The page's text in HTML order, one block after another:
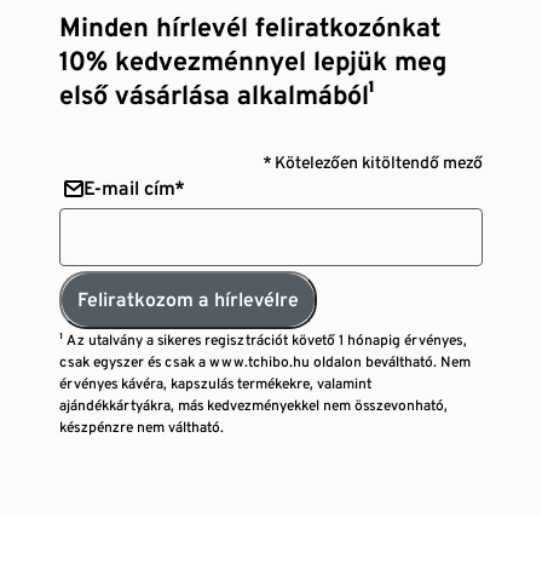
Minden hírlevél feliratkozónkat
10% kedvezménnyel lepjük meg
első vásárlása alkalmából¹
* Kötelezően kitöltendő mező
E-mail cím*
Feliratkozom a hírlevélre
¹ Az utalvány a sikeres regisztrációt követő 1 hónapig érvényes,
csak egyszer és csak a www.tchibo.hu oldalon beváltható. Nem
érvényes kávéra, kapszulás termékekre, valamint
ajándékkártyákra, más kedvezményekkel nem összevonható,
készpénzre nem váltható.